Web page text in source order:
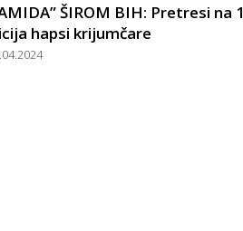
ŠIROM BIH: Pretresi na
hapsi krijumčare